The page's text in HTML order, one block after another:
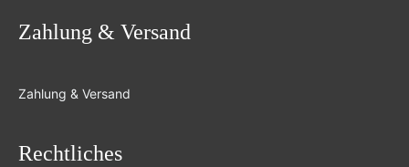
Zahlung & Versand
Zahlung & Versand
Rechtliches